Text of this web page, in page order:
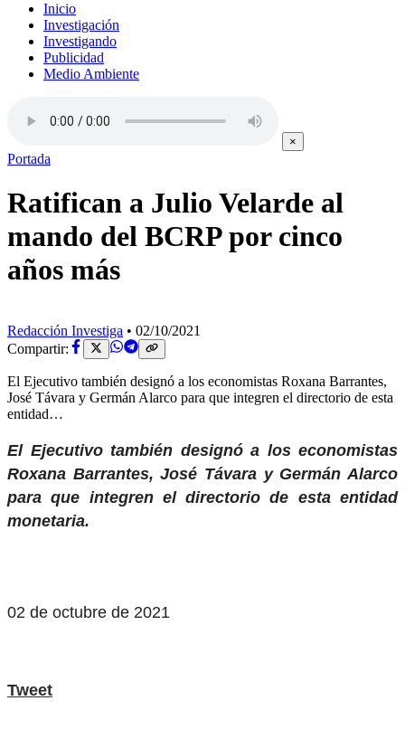
Inicio
Investigación
Investigando
Publicidad
Medio Ambiente
×
Portada
Ratifican a Julio Velarde al
mando del BCRP por cinco
años más
Redacción Investiga • 02/10/2021
Compartir:
El Ejecutivo también designó a los economistas Roxana Barrantes,
José Távara y Germán Alarco para que integren el directorio de esta
entidad…
El Ejecutivo también designó a los economistas
Roxana Barrantes, José Távara y Germán Alarco
para que integren el directorio de esta entidad
monetaria.
02 de octubre de 2021
Tweet